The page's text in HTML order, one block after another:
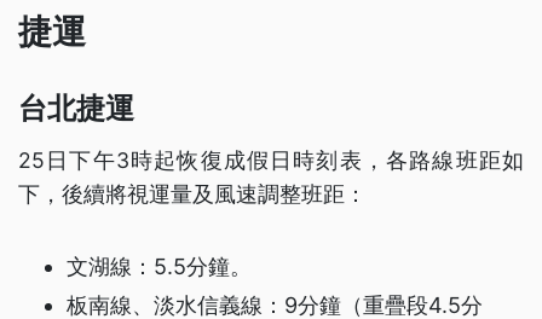
捷運
台北捷運
25日下午3時起恢復成假日時刻表，各路線班距如
下，後續將視運量及風速調整班距：
文湖線：5.5分鐘。
板南線、淡水信義線：9分鐘（重疊段4.5分